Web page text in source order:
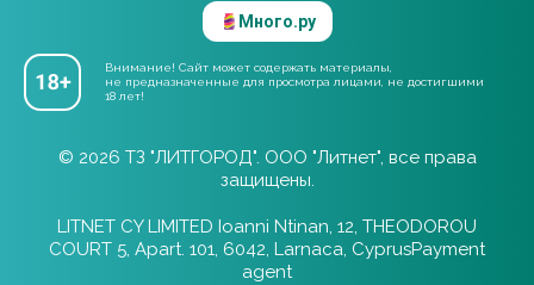
Много.ру
Внимание! Сайт может содержать материалы,
не предназначенные для просмотра лицами, не достигшими
18 лет!
© 2026 ТЗ "ЛИТГОРОД". ООО "Литнет", все права
защищены.
LITNET CY LIMITED Ioanni Ntinan, 12, THEODOROU
COURT 5, Apart. 101, 6042, Larnaca, CyprusPayment
agent